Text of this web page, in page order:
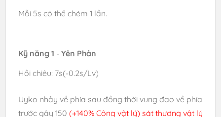
Mỗi 5s có thể chém 1 lần.
Kỹ năng 1 - Yên Phản
Hồi chiêu: 7s(-0.2s/Lv)
Uyko nhảy về phía sau đồng thời vung đao về phía
trước gây 150 (+140% Công vật lý) sát thương vật lý